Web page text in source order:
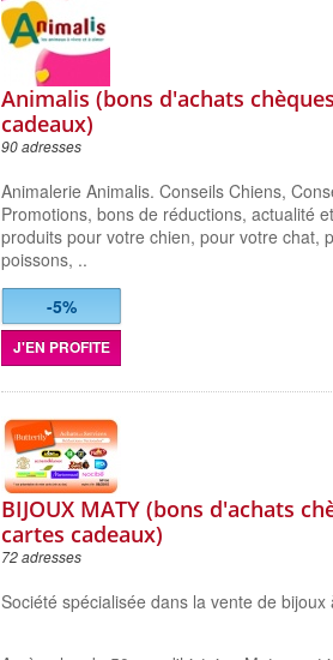
Animalis (bons d'achats
cadeaux)
90 adresses
Animalerie Animalis. Conseils Chiens,
Promotions, bons de réductions, actualité
produits pour votre chien, pour votre chat,
poissons, ..
-5%
J'EN PROFITE
BIJOUX MATY (bons d'achats
cartes cadeaux)
72 adresses
Société spécialisée dans la vente de bijoux